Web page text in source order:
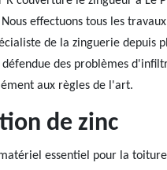
effectuons tous les
de la zinguerie depuis
des problèmes
aux règles de l'art.
de zinc
essentiel pour la